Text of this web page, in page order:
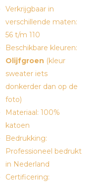
Verkrijgbaar in
verschillende maten:
56 t/m 110
Beschikbare kleuren:
Olijfgroen (kleur
sweater iets
donkerder dan op de
foto)
Materiaal: 100%
katoen
Bedrukking:
Professioneel bedrukt
in Nederland
Certificering: